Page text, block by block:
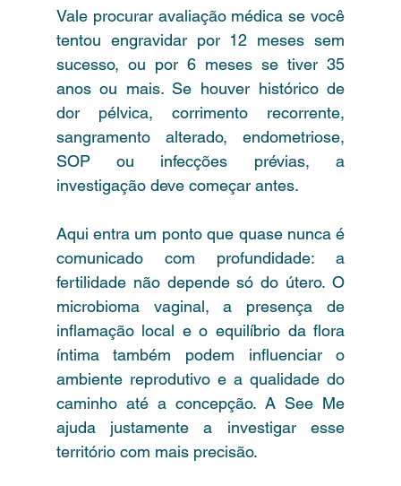
Vale procurar avaliação médica se você
tentou engravidar por 12 meses sem
sucesso, ou por 6 meses se tiver 35
anos ou mais. Se houver histórico de
dor pélvica, corrimento recorrente,
sangramento alterado, endometriose,
SOP ou infecções prévias, a
investigação deve começar antes.
Aqui entra um ponto que quase nunca é
comunicado com profundidade: a
fertilidade não depende só do útero. O
microbioma vaginal, a presença de
inflamação local e o equilíbrio da flora
íntima também podem influenciar o
ambiente reprodutivo e a qualidade do
caminho até a concepção. A See Me
ajuda justamente a investigar esse
território com mais precisão.